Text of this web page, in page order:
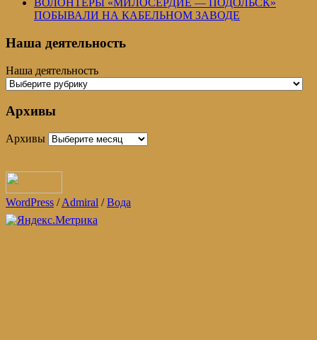
ВОЛОНТЕРЫ «МИЛОСЕРДИЕ — ПОДОЛЬСК»
ПОБЫВАЛИ НА КАБЕЛЬНОМ ЗАВОДЕ
Наша деятельность
Наша деятельность
Архивы
Архивы
WordPress /Admiral /Вода